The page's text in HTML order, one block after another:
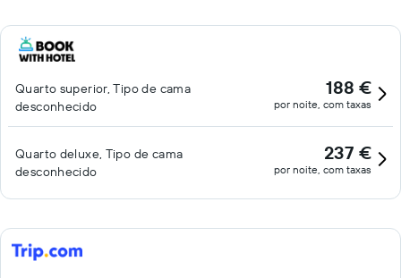
Quarto superior, Tipo de cama
desconhecido
188 €
por noite, com taxas
Quarto deluxe, Tipo de cama
desconhecido
237 €
por noite, com taxas